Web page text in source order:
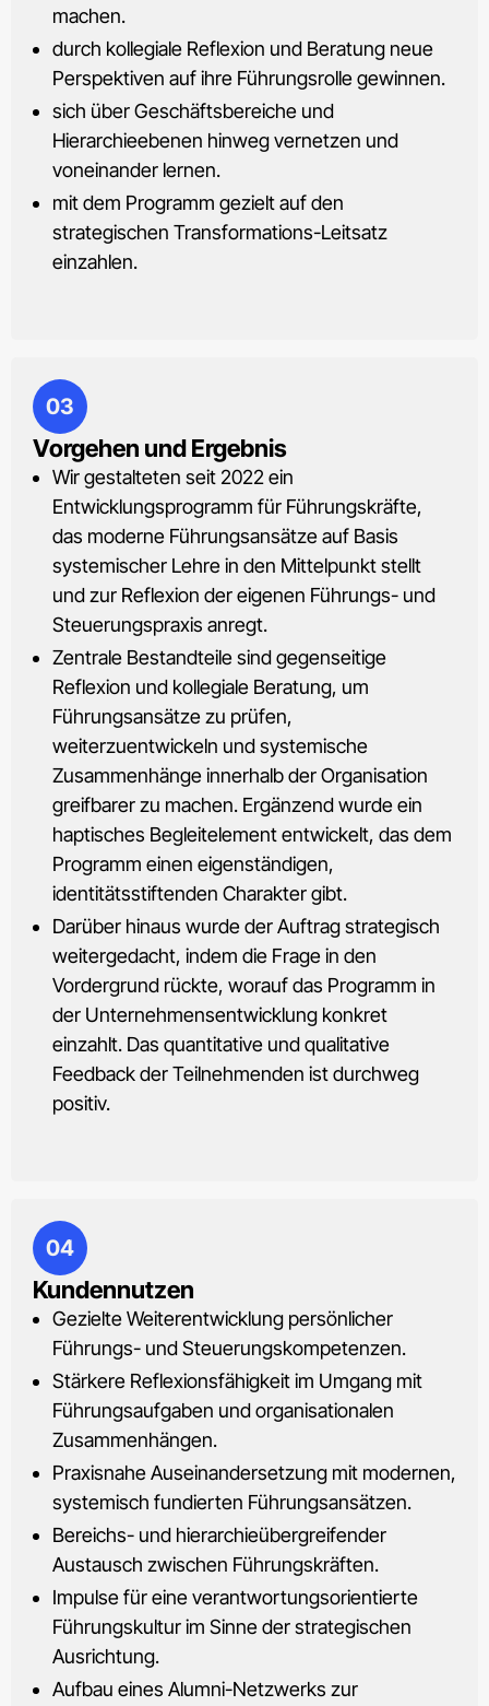
03
Vorgehen und Ergebnis
Wir gestalteten seit 2022 ein
Entwicklungsprogramm für Führungskräfte,
das moderne Führungsansätze auf Basis
systemischer Lehre in den Mittelpunkt stellt
und zur Reflexion der eigenen Führungs- und
Steuerungspraxis anregt.
Zentrale Bestandteile sind gegenseitige
Reflexion und kollegiale Beratung, um
Führungsansätze zu prüfen,
weiterzuentwickeln und systemische
Zusammenhänge innerhalb der Organisation
greifbarer zu machen. Ergänzend wurde ein
haptisches Begleitelement entwickelt, das dem
Programm einen eigenständigen,
identitätsstiftenden Charakter gibt.
Darüber hinaus wurde der Auftrag strategisch
weitergedacht, indem die Frage in den
Vordergrund rückte, worauf das Programm in
der Unternehmensentwicklung konkret
einzahlt. Das quantitative und qualitative
Feedback der Teilnehmenden ist durchweg
positiv.
04
Kundennutzen
Gezielte Weiterentwicklung persönlicher
Führungs- und Steuerungskompetenzen.
Stärkere Reflexionsfähigkeit im Umgang mit
Führungsaufgaben und organisationalen
Zusammenhängen.
Praxisnahe Auseinandersetzung mit modernen,
systemisch fundierten Führungsansätzen.
Bereichs- und hierarchieübergreifender
Austausch zwischen Führungskräften.
Impulse für eine verantwortungsorientierte
Führungskultur im Sinne der strategischen
Ausrichtung.
Aufbau eines Alumni-Netzwerks zur
machen.
durch kollegiale Reflexion und Beratung neue
Perspektiven auf ihre Führungsrolle gewinnen.
sich über Geschäftsbereiche und
Hierarchieebenen hinweg vernetzen und
voneinander lernen.
mit dem Programm gezielt auf den
strategischen Transformations-Leitsatz
einzahlen.